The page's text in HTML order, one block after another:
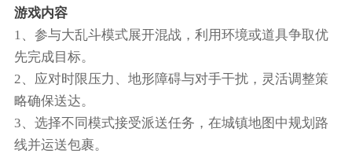
游戏内容
1、参与大乱斗模式展开混战，利用环境或道具争取优
先完成目标。
2、应对时限压力、地形障碍与对手干扰，灵活调整策
略确保送达。
3、选择不同模式接受派送任务，在城镇地图中规划路
线并运送包裹。